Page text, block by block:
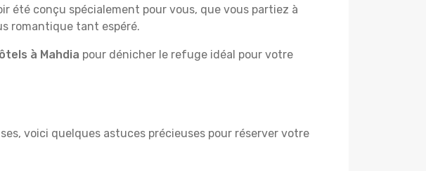
été conçu spécialement pour vous, que vous partiez à
romantique tant espéré.
à Mahdia pour dénicher le refuge idéal pour votre
voici quelques astuces précieuses pour réserver votre